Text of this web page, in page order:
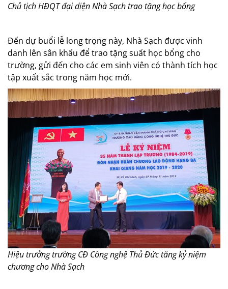
Chủ tịch HĐQT đại diện Nhà Sạch trao tặng học bổng
Đến dự buổi lễ long trọng này, Nhà Sạch được vinh
danh lên sân khấu để trao tặng suất học bổng cho
trường, gửi đến cho các em sinh viên có thành tích học
tập xuất sắc trong năm học mới.
Hiệu trưởng trường CĐ Công nghệ Thủ Đức tăng kỷ niệm
chương cho Nhà Sạch